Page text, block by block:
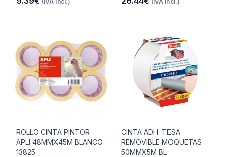
ROLLO CINTA PINTOR
APLI 48MMX45M BLANCO
13825
CINTA ADH. TESA
REMOVIBLE MOQUETAS
50MMX5M BL